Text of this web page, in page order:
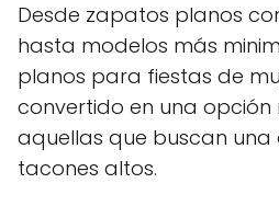
Desde zapatos planos
hasta modelos más
planos para fiestas de
convertido en una
aquellas que buscan
tacones altos.